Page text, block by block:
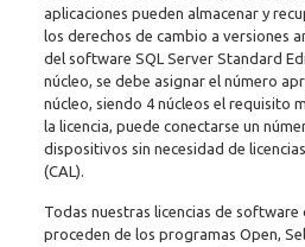
aplicaciones pueden almacenar y
los derechos de cambio a versiones
del software SQL Server Standard
núcleo, se debe asignar el número
núcleo, siendo 4 núcleos el requisito
la licencia, puede conectarse un
dispositivos sin necesidad de
(CAL).
Todas nuestras licencias de software
proceden de los programas Open,